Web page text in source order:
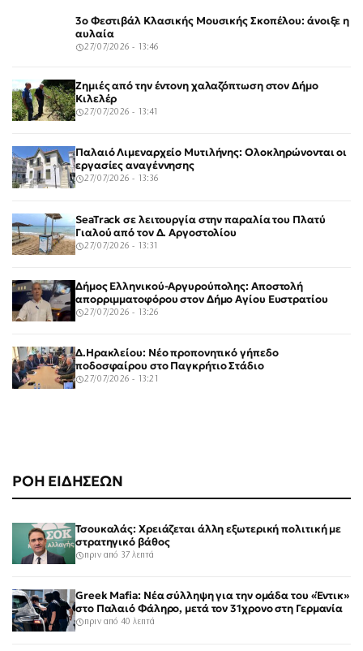
ΡΟΗ ΕΙΔΗΣΕΩΝ
Τσουκαλάς: Χρειάζεται άλλη εξωτερική πολιτική με
στρατηγικό βάθος
πριν από 37 λεπτά
Greek Mafia: Νέα σύλληψη για την ομάδα του «Έντικ»
στο Παλαιό Φάληρο, μετά τον 31χρονο στη Γερμανία
πριν από 40 λεπτά
3ο Φεστιβάλ Κλασικής Μουσικής Σκοπέλου: άνοιξε η
αυλαία
27/07/2026 - 13:46
Ζημιές από την έντονη χαλαζόπτωση στον Δήμο
Κιλελέρ
27/07/2026 - 13:41
Παλαιό Λιμεναρχείο Μυτιλήνης: Ολοκληρώνονται οι
εργασίες αναγέννησης
27/07/2026 - 13:36
SeaTrack σε λειτουργία στην παραλία του Πλατύ
Γιαλού από τον Δ. Αργοστολίου
27/07/2026 - 13:31
Δήμος Ελληνικού-Αργυρούπολης: Αποστολή
απορριμματοφόρου στον Δήμο Αγίου Ευστρατίου
27/07/2026 - 13:26
Δ.Ηρακλείου: Νέο προπονητικό γήπεδο
ποδοσφαίρου στο Παγκρήτιο Στάδιο
27/07/2026 - 13:21